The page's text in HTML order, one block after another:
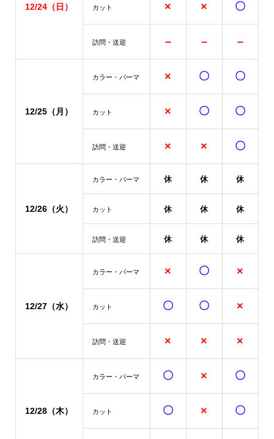
12/24（日） カット × × 〇
訪問・送迎 – – –
12/25（月）
カラー・パーマ × 〇 〇
カット × 〇 〇
訪問・送迎 × × 〇
12/26（火）
カラー・パーマ 休 休 休
カット 休 休 休
訪問・送迎 休 休 休
12/27（水）
カラー・パーマ × 〇 ×
カット 〇 〇 ×
訪問・送迎 × × ×
12/28（木）
カラー・パーマ 〇 × 〇
カット 〇 × 〇